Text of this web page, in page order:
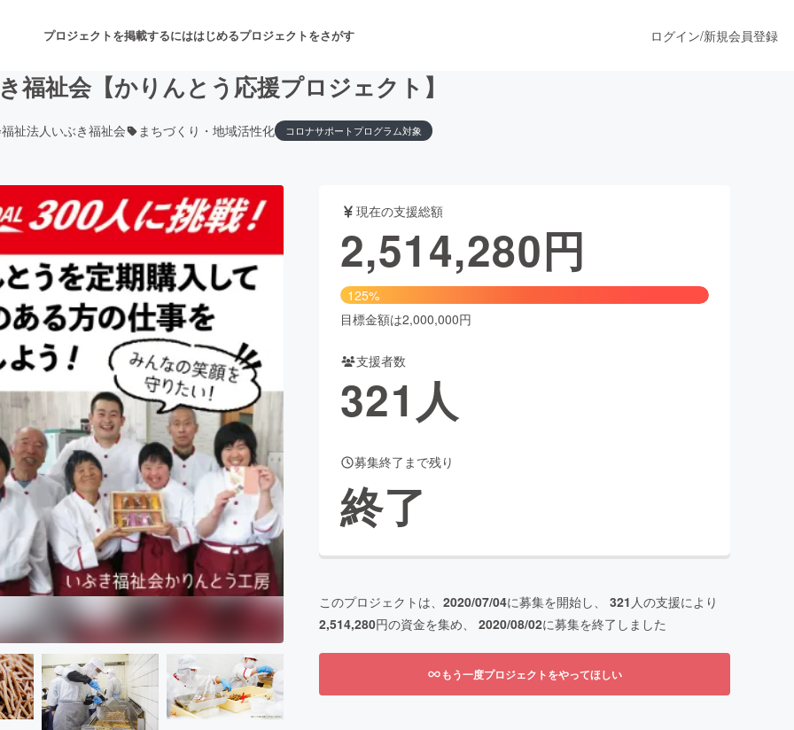
プロジェクトを掲載するにははじめるプロジェクトをさがす
音楽 舞台・パフォーマンス
ゲーム・サービス開発 フード・飲食店 ファッション
書籍・雑誌出版
チャレンジ ビューティー・ヘルスケア
CAMPFIRE for Social GoodCAMPFIRE Creation
CAMPFIREふるさと納税
machi-yaコミュニティ
ログイン/新規会員登録
福祉会【かりんとう応援プロジェクト】
祉法人いぶき福祉会 まちづくり・地域活性化 コロナサポートプログラム対象
現在の支援総額
2,514,280円
125%
目標金額は2,000,000円
支援者数
321人
募集終了まで残り
終了
このプロジェクトは、 2020/07/04に募集を開始し、 321 人の支援により
2,514,280円の資金を集め、 2020/08/02に募集を終了しました
もう一度プロジェクトをやってほしい